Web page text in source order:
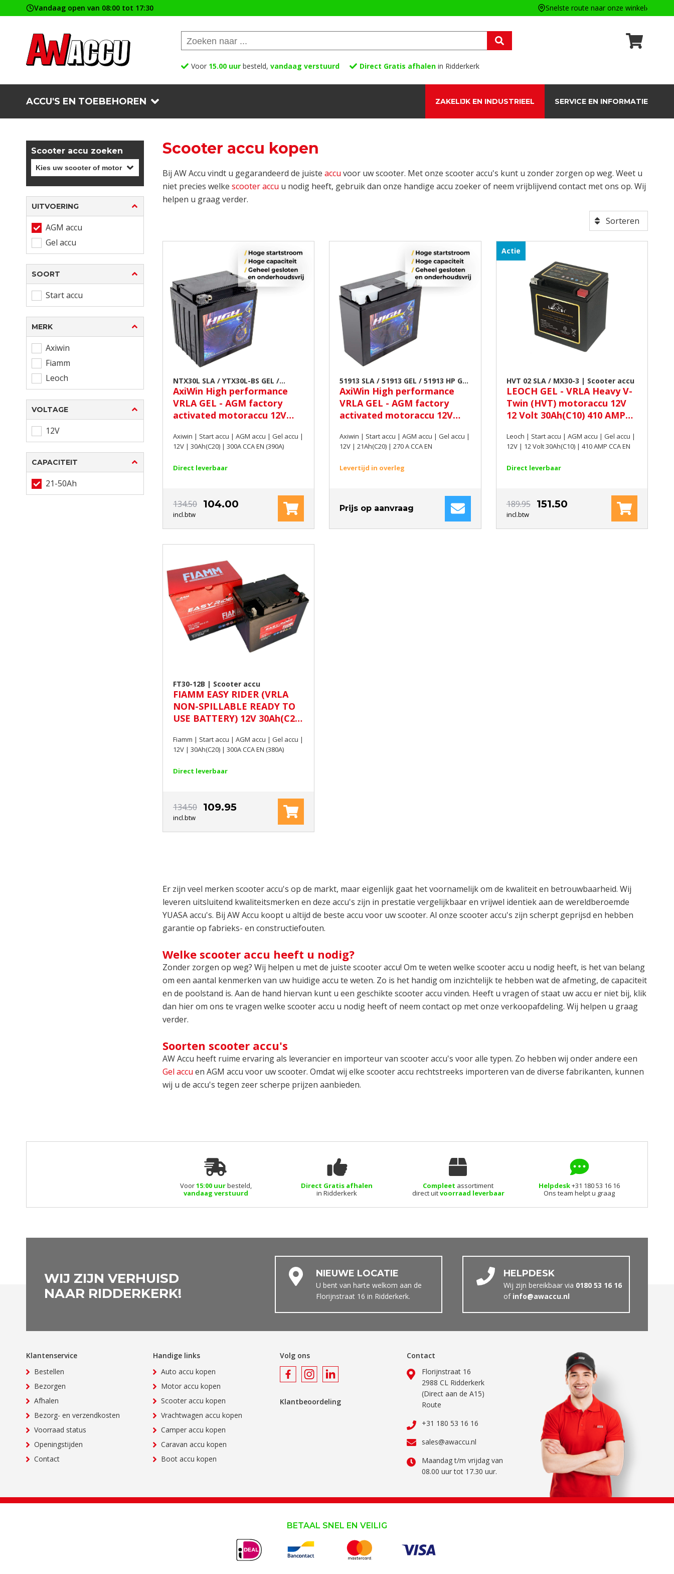
Vandaag open van 08:00 tot 17:30 Snelste route naar onze winkel
Voor 15.00 uur besteld,vandaag verstuurd Direct Gratis afhalen in Ridderkerk
ACCU'S EN TOEBEHOREN ZAKELIJK EN INDUSTRIEEL SERVICE EN INFORMATIE
Scooter accu zoeken
UITVOERING
AGM accu
Gel accu
SOORT
Start accu
MERK
Axiwin
Fiamm
Leoch
VOLTAGE
12V
CAPACITEIT
21-50Ah
Scooter accu kopen
Bij AW Accu vindt u gegarandeerd de juiste accu voor uw scooter. Met onze scooter accu's kunt u zonder zorgen op weg. Weet u
niet precies welke scooter accu u nodig heeft, gebruik dan onze handige accu zoeker of neem vrijblijvend contact met ons op. Wij
helpen u graag verder.
Sorteren
NTX30L SLA / YTX30L-BS GEL /
ATX30L-BS | Scooter accu
AxiWin High performance
VRLA GEL - AGM factory
activated motoraccu 12V
(390A)
Axiwin | Start accu | AGM accu | Gel accu |
12V | 30Ah(C20) | 300A CCA EN (390A)
Direct leverbaar
134.50 104.00
incl.btw
51913 SLA / 51913 GEL / 51913 HP GEL
| Scooter accu
AxiWin High performance
VRLA GEL - AGM factory
activated motoraccu 12V
Axiwin | Start accu | AGM accu | Gel accu |
12V | 21Ah(C20) | 270 A CCA EN
Levertijd in overleg
Prijs op aanvraag
Actie
HVT 02 SLA / MX30-3 | Scooter accu
LEOCH GEL - VRLA Heavy V-
Twin (HVT) motoraccu 12V
12 Volt 30Ah(C10) 410 AMP
Leoch | Start accu | AGM accu | Gel accu |
12V | 12 Volt 30Ah(C10) | 410 AMP CCA EN
Direct leverbaar
189.95 151.50
incl.btw
FT30-12B | Scooter accu
FIAMM EASY RIDER (VRLA
NON-SPILLABLE READY TO
USE BATTERY) 12V 30Ah(C20)
Fiamm | Start accu | AGM accu | Gel accu |
12V | 30Ah(C20) | 300A CCA EN (380A)
Direct leverbaar
134.50 109.95
incl.btw
Er zijn veel merken scooter accu's op de markt, maar eigenlijk gaat het voornamelijk om de kwaliteit en betrouwbaarheid. Wij
leveren uitsluitend kwaliteitsmerken en deze accu's zijn in prestatie vergelijkbaar en vrijwel identiek aan de wereldberoemde
YUASA accu's. Bij AW Accu koopt u altijd de beste accu voor uw scooter. Al onze scooter accu's zijn scherpt geprijsd en hebben
garantie op fabrieks- en constructiefouten.
Welke scooter accu heeft u nodig?
Zonder zorgen op weg? Wij helpen u met de juiste scooter accu! Om te weten welke scooter accu u nodig heeft, is het van belang
om een aantal kenmerken van uw huidige accu te weten. Zo is het handig om inzichtelijk te hebben wat de afmeting, de capaciteit
en de poolstand is. Aan de hand hiervan kunt u een geschikte scooter accu vinden. Heeft u vragen of staat uw accu er niet bij, klik
dan hier om ons te vragen welke scooter accu u nodig heeft of neem contact op met onze verkoopafdeling. Wij helpen u graag
verder.
Soorten scooter accu's
AW Accu heeft ruime ervaring als leverancier en importeur van scooter accu's voor alle typen. Zo hebben wij onder andere een
Gel accu en AGM accu voor uw scooter. Omdat wij elke scooter accu rechtstreeks importeren van de diverse fabrikanten, kunnen
wij u de accu's tegen zeer scherpe prijzen aanbieden.
Voor15:00 uurbesteld,
vandaag verstuurd
Direct Gratis afhalen
in Ridderkerk
Compleet assortiment
direct uitvoorraad leverbaar
Helpdesk+31 180 53 16 16
Ons team helpt u graag
WIJ ZIJN VERHUISD
NAAR RIDDERKERK!
HELPDESK
Wij zijn bereikbaar via 0180 53 16 16
of info@awaccu.nl
NIEUWE LOCATIE
U bent van harte welkom aan de
Florijnstraat 16 in Ridderkerk.
Klantenservice
Bestellen
Bezorgen
Afhalen
Bezorg- en verzendkosten
Voorraad status
Openingstijden
Contact
Handige links
Auto accu kopen
Motor accu kopen
Scooter accu kopen
Vrachtwagen accu kopen
Camper accu kopen
Caravan accu kopen
Boot accu kopen
Volg ons
Klantbeoordeling
Contact
Florijnstraat 16
2988 CL Ridderkerk
(Direct aan de A15)
Route
+31 180 53 16 16
sales@awaccu.nl
Maandag t/m vrijdag van
08.00 uur tot 17.30 uur.
BETAAL SNEL EN VEILIG